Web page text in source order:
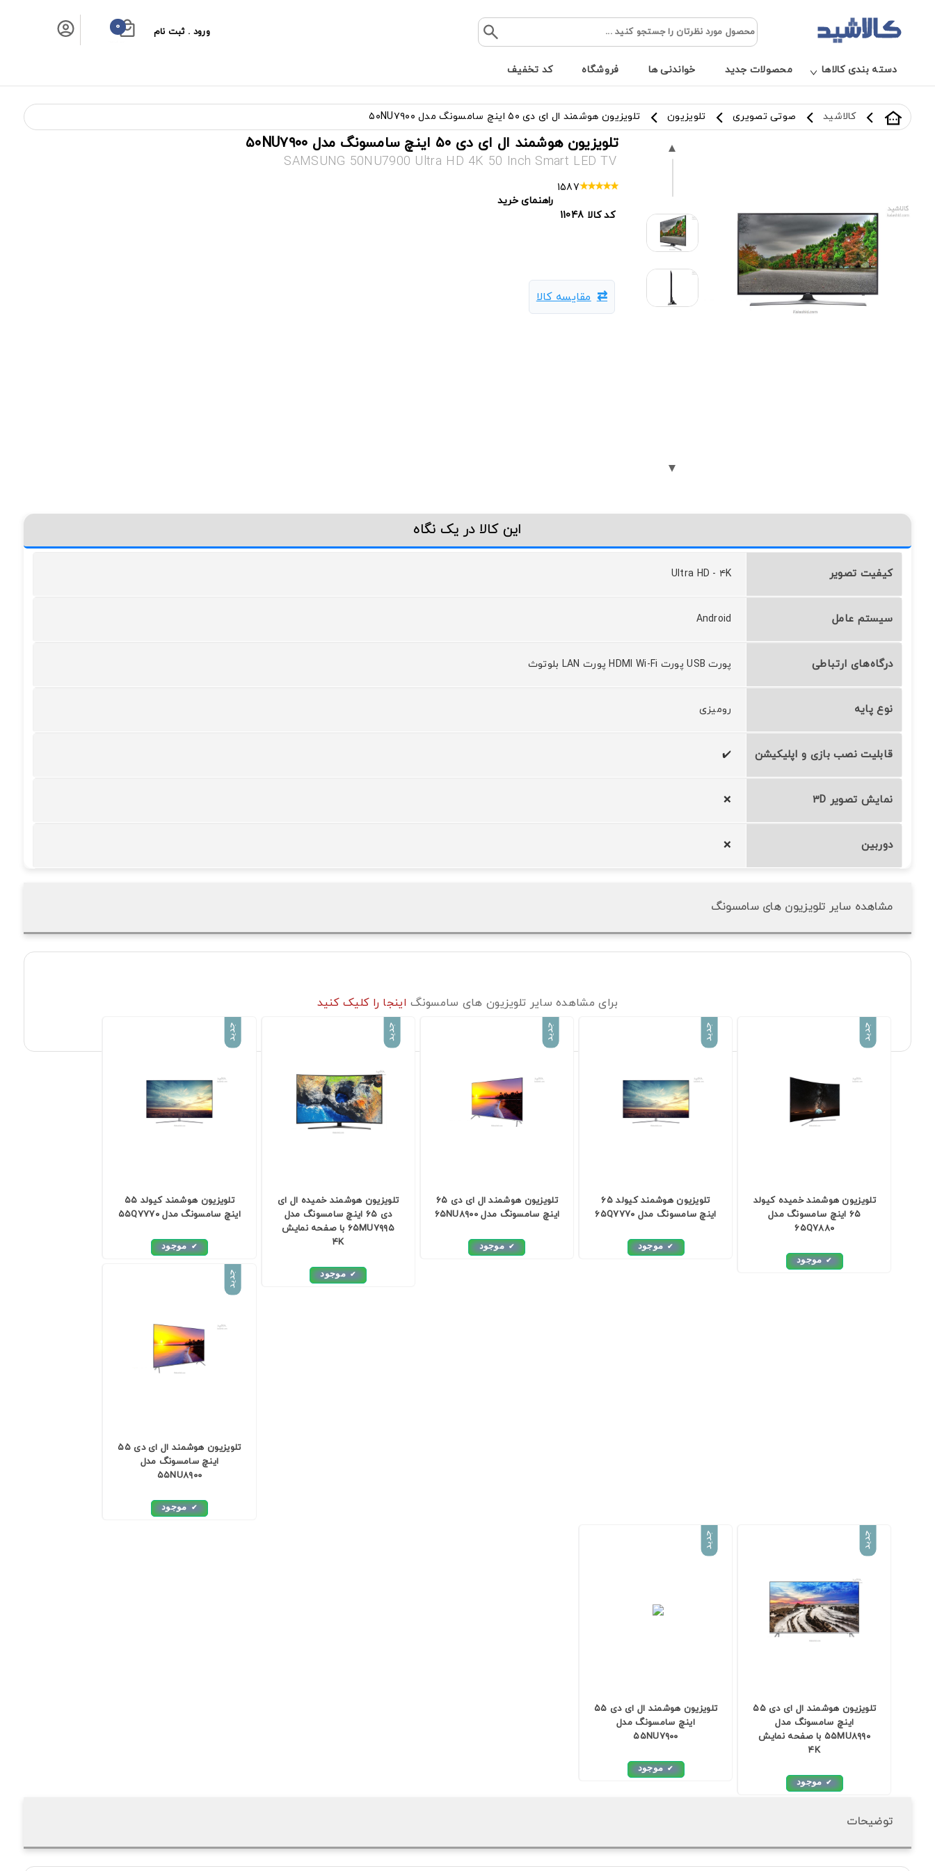
ورود . ثبت نام 0
دسته بندی کالاها محصولات جدید خواندنی ها فروشگاه کد تخفیف
کالاشید صوتی تصویری تلویزیون تلویزیون هوشمند ال ای دی ۵۰ اینچ سامسونگ مدل ۵۰NU۷۹۰۰
تلویزیون هوشمند ال ای دی ۵۰ اینچ سامسونگ مدل ۵۰NU۷۹۰۰
SAMSUNG 50NU7900 Ultra HD 4K 50 Inch Smart LED TV
1587
کد کالا 11048
راهنمای خرید
مقایسه کالا
این کالا در یک نگاه
کیفیت تصویر Ultra HD - ۴K
سیستم عامل Android
درگاه‌های ارتباطی پورت USB پورت HDMI Wi-Fi پورت LAN بلوتوث
نوع پایه رومیزی
قابلیت نصب بازی و اپلیکیشن ✔️
نمایش تصویر 3D ❌
دوربین ❌
مشاهده سایر تلویزیون های سامسونگ
برای مشاهده سایر تلویزیون های سامسونگ اینجا را کلیک کنید
جدید
تلویزیون هوشمند خميده کيولد
۶۵ اینچ سامسونگ مدل
۶۵Q۷۸۸۰
موجود
جدید
تلویزیون هوشمند کیولد ۶۵
اینچ سامسونگ مدل ۶۵Q۷۷۷۰
موجود
جدید
تلویزیون هوشمند ال ای دی ۶۵
اینچ سامسونگ مدل ۶۵NU۸۹۰۰
موجود
جدید
تلویزیون هوشمند خمیده ال ای
دی ۶۵ اینچ سامسونگ مدل
۶۵MU۷۹۹۵ با صفحه نمایش
۴K
موجود
جدید
تلویزیون هوشمند کیولد ۵۵
اینچ سامسونگ مدل ۵۵Q۷۷۷۰
موجود
جدید
تلویزیون هوشمند ال ای دی ۵۵
اینچ سامسونگ مدل
۵۵NU۸۹۰۰
موجود
جدید
تلویزیون هوشمند ال ای دی ۵۵
اینچ سامسونگ مدل
۵۵MU۸۹۹۰ با صفحه نمایش
۴K
موجود
جدید
تلویزیون هوشمند ال ای دی ۵۵
اینچ سامسونگ مدل
۵۵NU۷۹۰۰
موجود
توضیحات